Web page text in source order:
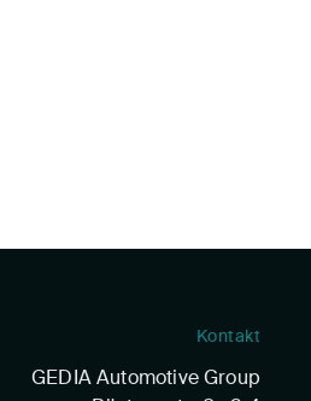
Kontakt
GEDIA Automotive Group